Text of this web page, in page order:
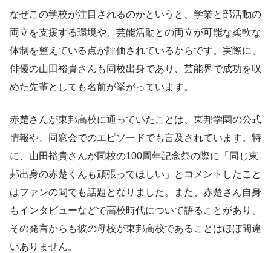
なぜこの学校が注目されるのかというと、学業と部活動の
両立を支援する環境や、芸能活動との両立が可能な柔軟な
体制を整えている点が評価されているからです。実際に、
俳優の山田裕貴さんも同校出身であり、芸能界で成功を収
めた先輩としても名前が挙がっています。
赤楚さんが東邦高校に通っていたことは、東邦学園の公式
情報や、同窓会でのエピソードでも言及されています。特
に、山田裕貴さんが同校の100周年記念祭の際に「同じ東
邦出身の赤楚くんも頑張ってほしい」とコメントしたこと
はファンの間でも話題となりました。また、赤楚さん自身
もインタビューなどで高校時代について語ることがあり、
その発言からも彼の母校が東邦高校であることはほぼ間違
いありません。